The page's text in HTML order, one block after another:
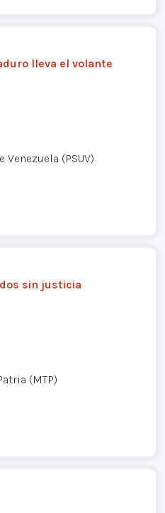
lleva el volante
(PSUV)
sin justicia
(MTP)